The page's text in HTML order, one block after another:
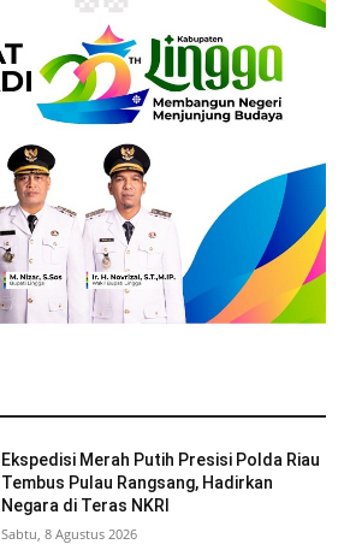
Ekspedisi Merah Putih Presisi Polda Riau
Tembus Pulau Rangsang, Hadirkan
Negara di Teras NKRI
Sabtu, 8 Agustus 2026